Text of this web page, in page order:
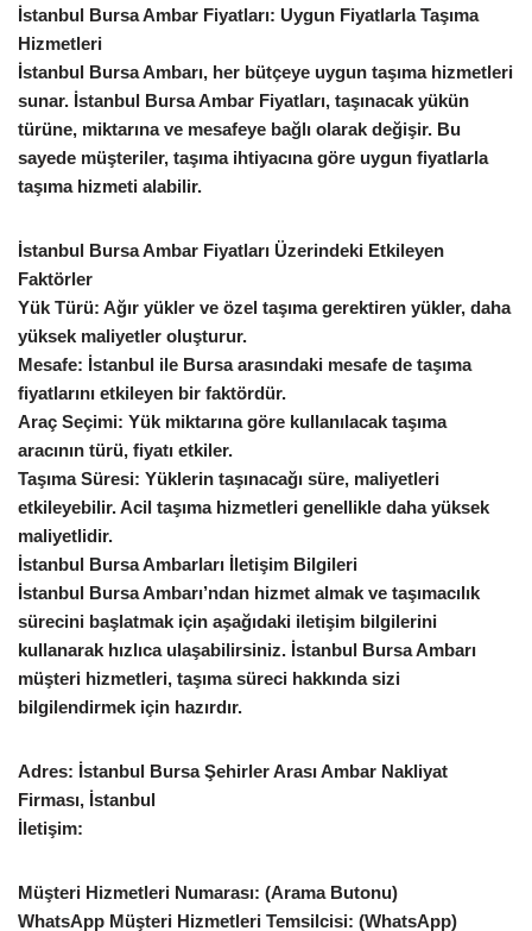
İstanbul Bursa Ambar Fiyatları: Uygun Fiyatlarla Taşıma
Hizmetleri
İstanbul Bursa Ambarı, her bütçeye uygun taşıma hizmetleri
sunar. İstanbul Bursa Ambar Fiyatları, taşınacak yükün
türüne, miktarına ve mesafeye bağlı olarak değişir. Bu
sayede müşteriler, taşıma ihtiyacına göre uygun fiyatlarla
taşıma hizmeti alabilir.
İstanbul Bursa Ambar Fiyatları Üzerindeki Etkileyen
Faktörler
Yük Türü: Ağır yükler ve özel taşıma gerektiren yükler, daha
yüksek maliyetler oluşturur.
Mesafe: İstanbul ile Bursa arasındaki mesafe de taşıma
fiyatlarını etkileyen bir faktördür.
Araç Seçimi: Yük miktarına göre kullanılacak taşıma
aracının türü, fiyatı etkiler.
Taşıma Süresi: Yüklerin taşınacağı süre, maliyetleri
etkileyebilir. Acil taşıma hizmetleri genellikle daha yüksek
maliyetlidir.
İstanbul Bursa Ambarları İletişim Bilgileri
İstanbul Bursa Ambarı’ndan hizmet almak ve taşımacılık
sürecini başlatmak için aşağıdaki iletişim bilgilerini
kullanarak hızlıca ulaşabilirsiniz. İstanbul Bursa Ambarı
müşteri hizmetleri, taşıma süreci hakkında sizi
bilgilendirmek için hazırdır.
Adres: İstanbul Bursa Şehirler Arası Ambar Nakliyat
Firması, İstanbul
İletişim:
Müşteri Hizmetleri Numarası: (Arama Butonu)
WhatsApp Müşteri Hizmetleri Temsilcisi: (WhatsApp)